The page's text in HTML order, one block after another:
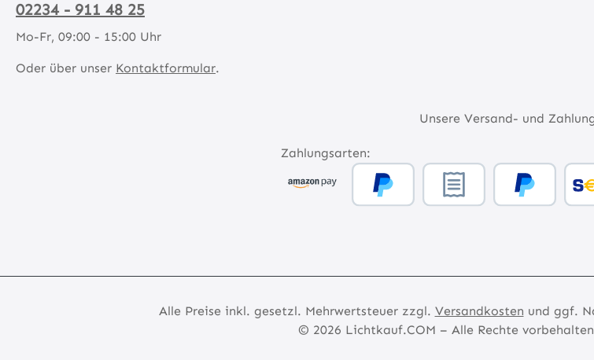
02234 - 911 48 25
Mo-Fr, 09:00 - 15:00 Uhr
Oder über unser Kontaktformular.
Unsere Versand- und
Zahlungsarten:
Alle Preise inkl. gesetzl. Mehrwertsteuer zzgl. Versandkosten und ggf.
© 2026 Lichtkauf.COM – Alle Rechte